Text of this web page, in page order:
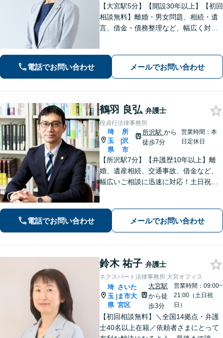
【大宮駅5分】【開設30年以上】【初回
相談無料】離婚・男女問題、相続・遺
言、借金・債務整理など、幅広く対応
いたしますので、お気軽にご相談くだ
さい。【電話相談可】【休日・夜間対
電話でお問い合わせ メールでお問い合わせ
鶴羽 良弘 弁護士
段貞行法律事務所
埼
玉
県
|
所
沢
市
所沢駅から
徒歩7分
営業時間：本
日定休日
【所沢駅7分】【弁護歴10年以上】離
婚、遺産相続、交通事故、借金など、
幅広いご相談に迅速に対応！土日祝夜
ください！【初回相談無料】
電話でお問い合わせ メールでお問い合わせ
鈴木 祐子 弁護士
ネクスパート法律事務所 大宮オフィス
埼
玉
県
|
さいた
ま市大
宮区
大宮駅
から徒
歩3分
営業時間：09:00~
21:00（土日祝
日）
【初回相談無料】＼全国14拠点・弁護
士40名以上在籍／依頼者さまにとって